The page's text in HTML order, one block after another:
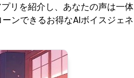
リを紹介し、あなたの声は一体
ンできるお得なAIボイスジェネ